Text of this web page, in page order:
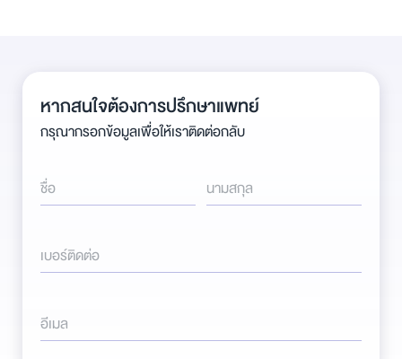
หากสนใจต้องการปรึกษาแพทย์
กรุณากรอกข้อมูลเพื่อให้เราติดต่อกลับ
ชื่อ นามสกุล
เบอร์ติดต่อ
อีเมล